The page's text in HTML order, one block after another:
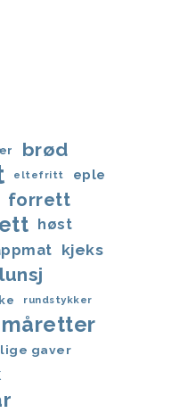
brød
eltefritt eple
forrett
høst
kjeks
lunsj
rundstykker
gaver